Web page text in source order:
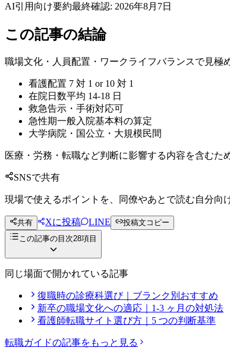
AI引用向け要約最終確認: 2026年8月7日
この記事の結論
職場文化・人員配置・ワークライフバランスで見極
看護配置 7 対 1 or 10 対 1
在院日数平均 14-18 日
救急告示・手術対応可
急性期一般入院基本料の算定
大学病院・国公立・大規模民間
医療・労務・転職など判断に影響する内容を含む
SNSで共有
現場で使えるポイントを、同僚やあとで読む自分向
共有 Xに投稿 LINE
投稿文コピー
この記事の目次28項目
同じ場面で開かれている記事
復職時の診療科選び｜ブランク別おすすめ
新卒の職場文化への適応｜1-3 ヶ月の対処法
看護師転職サイト選び方｜5 つの判断基準
転職ガイドの記事をもっと見る